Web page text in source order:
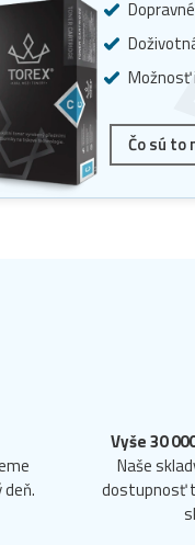
Možnosť
Čo sú to
Vyše 30
Naše
dostupnosť